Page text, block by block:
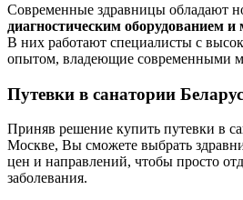
Современные здравницы обладают
диагностическим оборудованием
В них работают специалисты с
опытом, владеющие современными
Путевки в санатории
Приняв решение купить путевки в
Москве, Вы сможете выбрать
цен и направлений, чтобы просто
заболевания.